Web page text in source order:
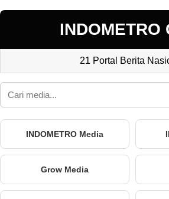
INDOMETRO
21 Portal Berita
INDOMETRO Media
Grow Media